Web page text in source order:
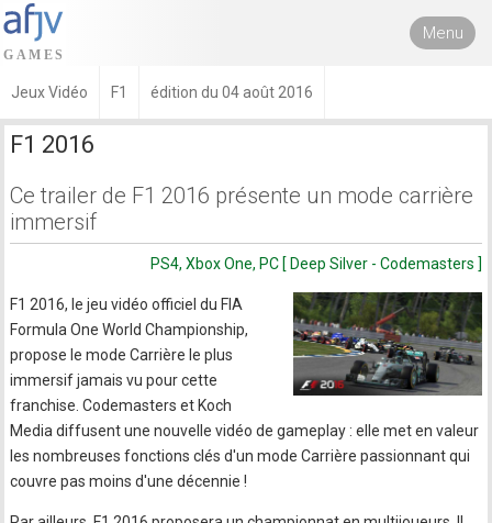
Menu
Jeux Vidéo F1 édition du 04 août 2016
F1 2016
Ce trailer de F1 2016 présente un mode carrière
immersif
PS4, Xbox One, PC [ Deep Silver - Codemasters ]
F1 2016, le jeu vidéo officiel du FIA
Formula One World Championship,
propose le mode Carrière le plus
immersif jamais vu pour cette
franchise. Codemasters et Koch
Media diffusent une nouvelle vidéo de gameplay : elle met en valeur
les nombreuses fonctions clés d'un mode Carrière passionnant qui
couvre pas moins d'une décennie !